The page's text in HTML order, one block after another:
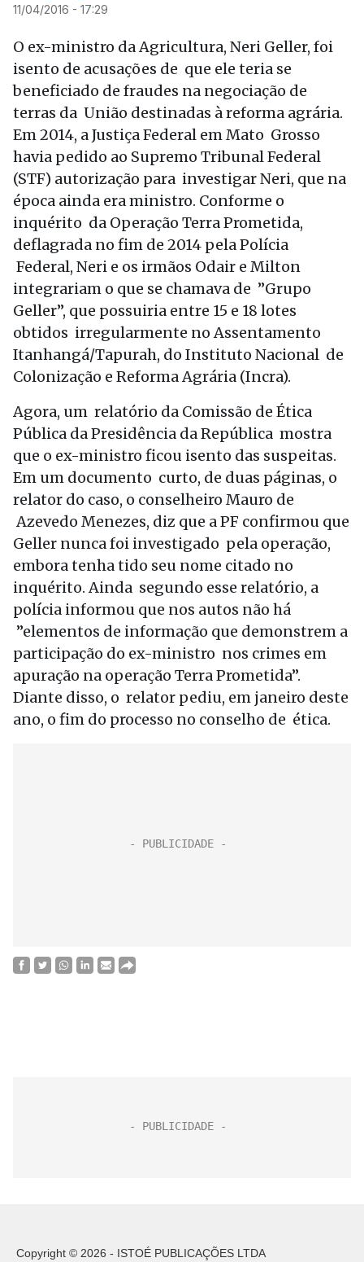
11/04/2016 - 17:29
O ex-ministro da Agricultura, Neri Geller, foi
isento de acusações de que ele teria se
beneficiado de fraudes na negociação de
terras da União destinadas à reforma agrária.
Em 2014, a Justiça Federal em Mato Grosso
havia pedido ao Supremo Tribunal Federal
(STF) autorização para investigar Neri, que na
época ainda era ministro. Conforme o
inquérito da Operação Terra Prometida,
deflagrada no fim de 2014 pela Polícia
Federal, Neri e os irmãos Odair e Milton
integrariam o que se chamava de ”Grupo
Geller”, que possuiria entre 15 e 18 lotes
obtidos irregularmente no Assentamento
Itanhangá/Tapurah, do Instituto Nacional de
Colonização e Reforma Agrária (Incra).
Agora, um relatório da Comissão de Ética
Pública da Presidência da República mostra
que o ex-ministro ficou isento das suspeitas.
Em um documento curto, de duas páginas, o
relator do caso, o conselheiro Mauro de
Azevedo Menezes, diz que a PF confirmou que
Geller nunca foi investigado pela operação,
embora tenha tido seu nome citado no
inquérito. Ainda segundo esse relatório, a
polícia informou que nos autos não há
”elementos de informação que demonstrem a
participação do ex-ministro nos crimes em
apuração na operação Terra Prometida”.
Diante disso, o relator pediu, em janeiro deste
ano, o fim do processo no conselho de ética.
Copyright © 2026 - ISTOÉ PUBLICAÇÕES LTDA